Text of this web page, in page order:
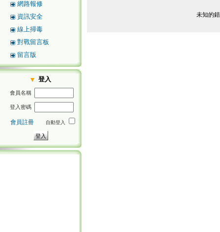
網路報修
資訊安全
線上掃毒
對戰留言板
留言版
登入
會員名稱
登入密碼
會員註冊 自動登入
未知的